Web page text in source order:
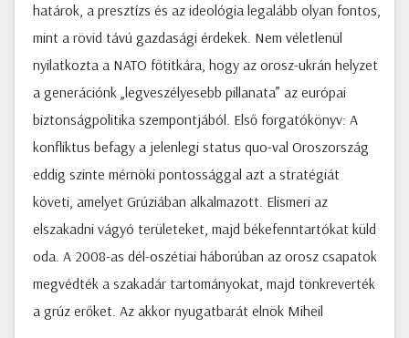
határok, a presztízs és az ideológia legalább olyan fontos,
mint a rövid távú gazdasági érdekek. Nem véletlenül
nyilatkozta a NATO főtitkára, hogy az orosz-ukrán helyzet
a generációnk „legveszélyesebb pillanata” az európai
biztonságpolitika szempontjából. Első forgatókönyv: A
konfliktus befagy a jelenlegi status quo-val Oroszország
eddig szinte mérnöki pontossággal azt a stratégiát
követi, amelyet Grúziában alkalmazott. Elismeri az
elszakadni vágyó területeket, majd békefenntartókat küld
oda. A 2008-as dél-oszétiai háborúban az orosz csapatok
megvédték a szakadár tartományokat, majd tönkreverték
a grúz erőket. Az akkor nyugatbarát elnök Miheil